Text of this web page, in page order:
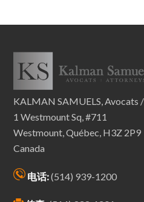
KALMAN SAMUELS, Avocats
1 Westmount Sq, #711
Westmount, Québec, H3Z 2P9
Canada
电话:(514) 939-1200